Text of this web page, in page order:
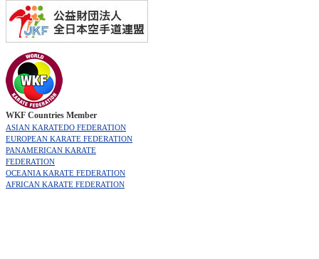
WKF Countries Member
ASIAN KARATEDO FEDERATION
EUROPEAN KARATE FEDERATION
PANAMERICAN KARATE
FEDERATION
OCEANIA KARATE FEDERATION
AFRICAN KARATE FEDERATION